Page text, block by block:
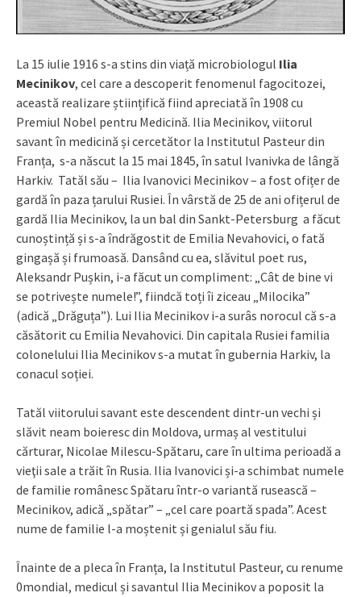
La 15 iulie 1916 s-a stins din viață microbiologul Ilia
Mecinikov, cel care a descoperit fenomenul fagocitozei,
această realizare științifică fiind apreciată în 1908 cu
Premiul Nobel pentru Medicină. Ilia Mecinikov, viitorul
savant în medicină și cercetător la Institutul Pasteur din
Franța, s-a născut la 15 mai 1845, în satul Ivanivka de lângă
Harkiv. Tatăl său – Ilia Ivanovici Mecinikov – a fost ofițer de
gardă în paza țarului Rusiei. În vârstă de 25 de ani ofițerul de
gardă Ilia Mecinikov, la un bal din Sankt-Petersburg a făcut
cunoștință și s-a îndrăgostit de Emilia Nevahovici, o fată
gingașă și frumoasă. Dansând cu ea, slăvitul poet rus,
Aleksandr Pușkin, i-a făcut un compliment: „Cât de bine vi
se potrivește numele!”, fiindcă toți îi ziceau „Milocika”
(adică „Drăguța”). Lui Ilia Mecinikov i-a surâs norocul că s-a
căsătorit cu Emilia Nevahovici. Din capitala Rusiei familia
colonelului Ilia Mecinikov s-a mutat în gubernia Harkiv, la
conacul soției.
Tatăl viitorului savant este descendent dintr-un vechi și
slăvit neam boieresc din Moldova, urmaș al vestitului
cărturar, Nicolae Milescu-Spătaru, care în ultima perioadă a
vieţii sale a trăit în Rusia. Ilia Ivanovici și-a schimbat numele
de familie românesc Spătaru într-o variantă rusească –
Mecinikov, adică „spătar” – „cel care poartă spada”. Acest
nume de familie l-a moștenit și genialul său fiu.
Înainte de a pleca în Franța, la Institutul Pasteur, cu renume
0mondial, medicul și savantul Ilia Mecinikov a poposit la